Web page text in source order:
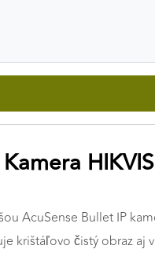
AcuSense Bullet IP
krištáľovo čistý obraz aj